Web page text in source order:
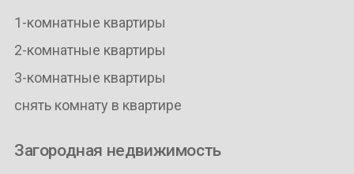
1-комнатные квартиры
2-комнатные квартиры
3-комнатные квартиры
снять комнату в квартире
Загородная недвижимость